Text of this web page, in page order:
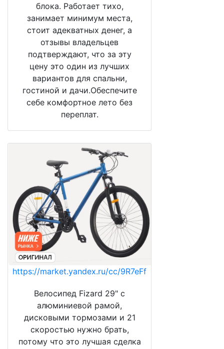
блока. Работает тихо,
занимает минимум места,
стоит адекватных денег, а
отзывы владельцев
подтверждают, что за эту
цену это один из лучших
вариантов для спальни,
гостиной и дачи.Обеспечите
себе комфортное лето без
переплат.
https://market.yandex.ru/cc/9R7eFf
Велосипед Fizard 29" с
алюминиевой рамой,
дисковыми тормозами и 21
скоростью нужно брать,
потому что это лучшая сделка